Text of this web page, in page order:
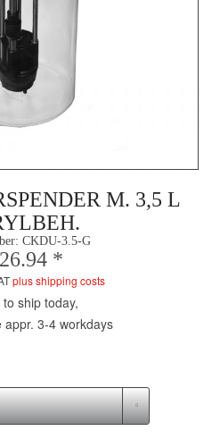
M. 3,5 L
CKDU-3.5-G
*
plus shipping costs
to ship today,
appr. 3-4 workdays